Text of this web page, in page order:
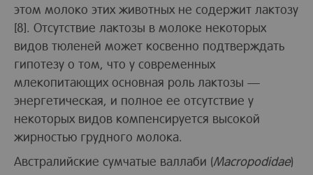
этом молоко этих животных не содержит лактозу
[8]. Отсутствие лактозы в молоке некоторых
видов тюленей может косвенно подтверждать
гипотезу о том, что у современных
млекопитающих основная роль лактозы —
энергетическая, и полное ее отсутствие у
некоторых видов компенсируется высокой
жирностью грудного молока.
Австралийские сумчатые валлаби (Macropodidae)